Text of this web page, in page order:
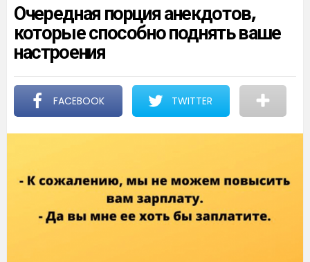
Очередная порция анекдотов,
которые способно поднять ваше
настроения
FACEBOOK TWITTER